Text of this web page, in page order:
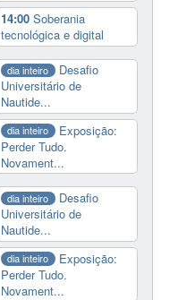
14:00 Soberania
tecnológica e digital
dia inteiro
Desafio
Universitário de
Nautide...
dia inteiro
Exposição:
Perder Tudo.
Novament...
dia inteiro
Desafio
Universitário de
Nautide...
dia inteiro
Exposição:
Perder Tudo.
Novament...